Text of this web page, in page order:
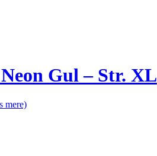
Gul – Str. XL
mere)